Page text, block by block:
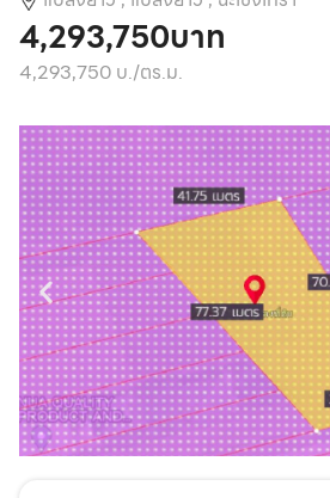
4,293,750บาท
4,293,750 บ./ตร.ม.